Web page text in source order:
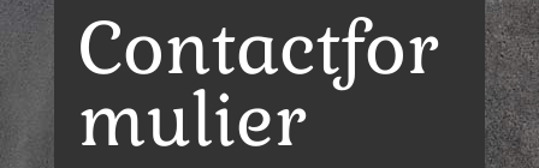
Contactfor
mulier